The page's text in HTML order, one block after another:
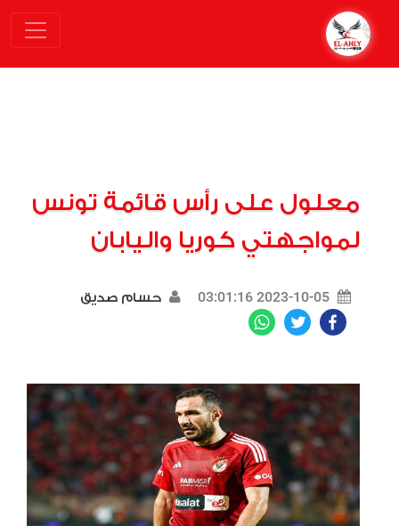
معلول على رأس قائمة تونس
لمواجهتي كوريا واليابان
2023-10-05 03:01:16 حسام صديق
Facebook
Twitter